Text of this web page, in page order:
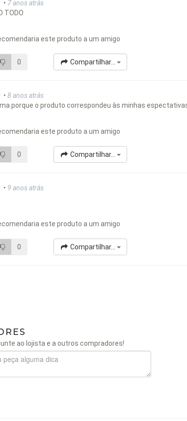
• 7 anos atrás
TODO
este produto a um amigo
0 Compartilhar...
•8 anos atrás
porque o produto correspondeu às minhas
este produto a um amigo
0 Compartilhar...
• 9 anos atrás
este produto a um amigo
0 Compartilhar...
ao lojista e a outros compradores!